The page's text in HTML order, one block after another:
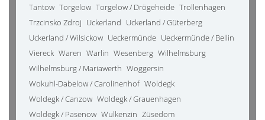
Tantow Torgelow Torgelow / Drögeheide Trollenhagen
Trzcinsko Zdroj Uckerland Uckerland / Güterberg
Uckerland / Wilsickow Ueckermünde Ueckermünde / Bellin
Viereck Waren Warlin Wesenberg Wilhelmsburg
Wilhelmsburg / Mariawerth Woggersin
Wokuhl-Dabelow / Carolinenhof Woldegk
Woldegk / Canzow Woldegk / Grauenhagen
Woldegk / Pasenow Wulkenzin Züsedom